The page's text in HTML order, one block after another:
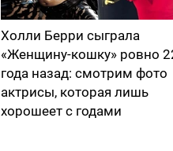
Холли Берри сыграла
«Женщину-кошку» ровно
года назад: смотрим фото
актрисы, которая лишь
хорошеет с годами